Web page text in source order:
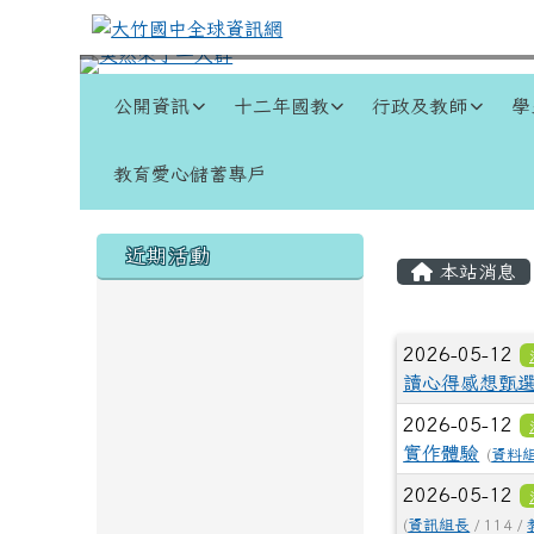
跳至主內容區
大竹國中全球資訊網
公開資訊 十二年國教 行政及教師
教育愛心儲蓄專戶
左邊區域內容
近期活動 主內容
本站消息
文章列
2026-05-12
讀心得感想甄
2026-05-12
實作體驗 (資料
2026-05-12
(資訊組長 / 114 /
頁尾區域